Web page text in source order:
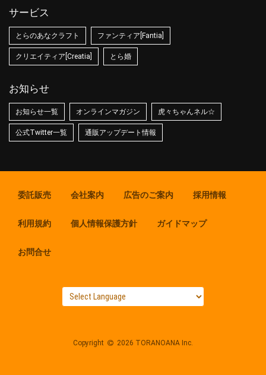
サービス
とらのあなクラフト ファンティア[Fantia]
クリエイティア[Creatia] とら婚
お知らせ
お知らせ一覧 オンラインマガジン 虎々ちゃんネル☆
公式Twitter一覧 通販アップデート情報
委託販売 会社案内 広告のご案内 採用情報
利用規約 個人情報保護方針 ガイドマップ
お問合せ
Copyright 2026 TORANOANA Inc.